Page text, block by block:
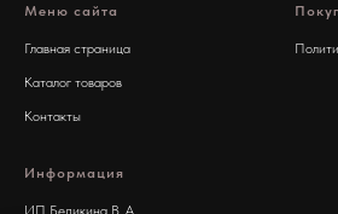
Меню сайта
Главная страница
Каталог товаров
Контакты
Информация
ИП Бедикина В. А.